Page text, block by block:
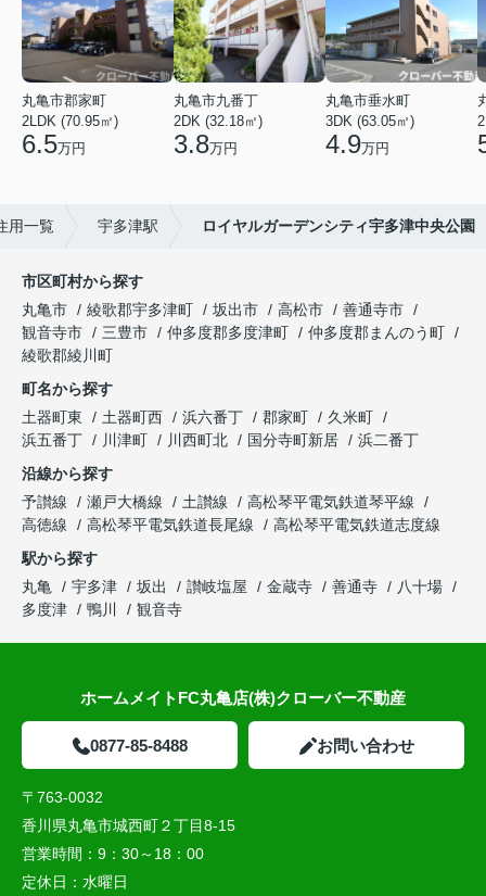
丸亀市郡家町
2LDK (70.95㎡)
6.5万円
丸亀市九番丁
2DK (32.18㎡)
3.8万円
丸亀市垂水町
3DK (63.05㎡)
4.9万円
用一覧 宇多津駅 ロイヤルガーデンシティ宇多津中央公園
市区町村から探す
丸亀市
綾歌郡宇多津町 坂出市 高松市
善通寺市
観音寺市
三豊市 仲多度郡多度津町
仲多度郡まんのう町
綾歌郡綾川町
町名から探す
土器町東
土器町西 浜六番丁 郡家町
久米町
浜五番丁
川津町 川西町北 国分寺町新居
浜二番丁
沿線から探す
予讃線
瀬戸大橋線 土讃線
高松琴平電気鉄道琴平線
高徳線
高松琴平電気鉄道長尾線
高松琴平電気鉄道志度線
駅から探す
丸亀
宇多津 坂出 讃岐塩屋 金蔵寺 善通寺
八十場
多度津
鴨川 観音寺
ホームメイトFC丸亀店(株)クローバー不動産
0877-85-8488 お問い合わせ
〒763-0032
香川県丸亀市城西町２丁目8-15
営業時間： 9：30～18：00
定休日： 水曜日